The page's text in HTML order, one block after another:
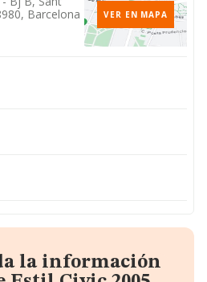
Barcelona
VER EN MAPA
la información